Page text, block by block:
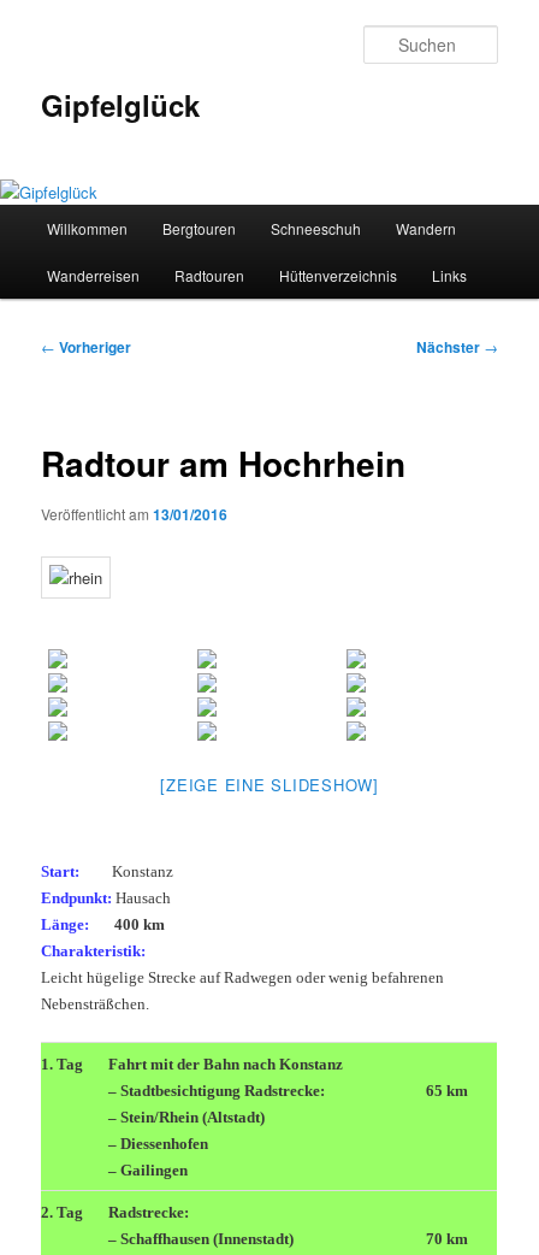
Gipfelglück
Willkommen Bergtouren Schneeschuh Wandern
Wanderreisen Radtouren Hüttenverzeichnis Links
Beitragsnavigation
← Vorheriger Nächster →
Radtour am Hochrhein
Veröffentlicht am13/01/2016
[ZEIGE EINE SLIDESHOW]
Start:
Konstanz
Endpunkt: Hausach
Länge: 400 km
Charakteristik:
Leicht hügelige Strecke auf Radwegen oder wenig befahrenen
Nebensträßchen.
1. Tag
Fahrt mit der Bahn nach Konstanz
– Stadtbesichtigung Radstrecke:
– Stein/Rhein (Altstadt)
– Diessenhofen
– Gailingen
65 km
2. Tag
Radstrecke:
– Schaffhausen (Innenstadt)
70 km